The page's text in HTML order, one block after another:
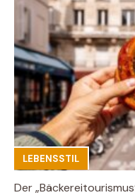
LEBENSSTIL
Der